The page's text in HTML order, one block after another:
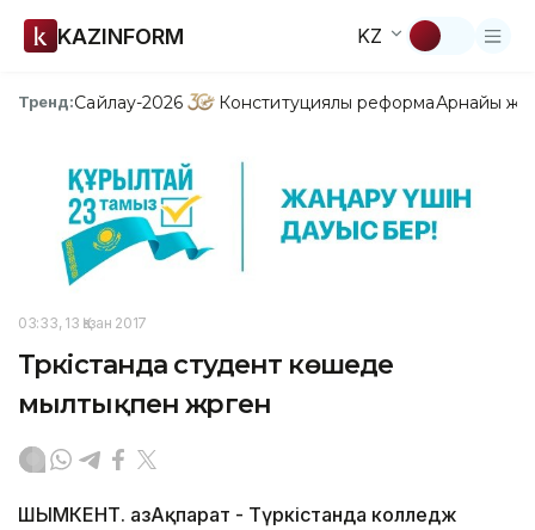
KAZINFORM KZ
Тренд:Сайлау-2026 Конституциялық реформаАрнайы
03:33, 13 Қазан 2017
Түркістанда студент көшеде
мылтықпен жүрген
ШЫМКЕНТ. ҚазАқпарат - Түркістанда колледж